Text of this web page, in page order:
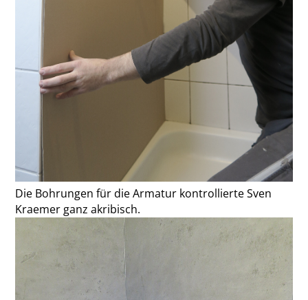
Die Bohrungen für die Armatur kontrollierte Sven
Kraemer ganz akribisch.